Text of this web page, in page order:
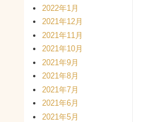
2022年1月
2021年12月
2021年11月
2021年10月
2021年9月
2021年8月
2021年7月
2021年6月
2021年5月